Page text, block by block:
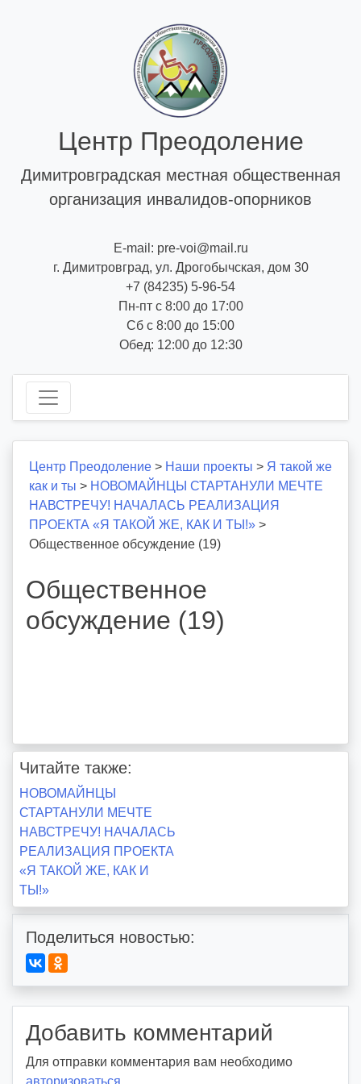
Центр Преодоление
Димитровградская местная общественная
организация инвалидов-опорников
E-mail: pre-voi@mail.ru
г. Димитровград, ул. Дрогобычская, дом 30
+7 (84235) 5-96-54
Пн-пт с 8:00 до 17:00
Сб с 8:00 до 15:00
Обед: 12:00 до 12:30
Центр Преодоление > Наши проекты > Я такой же
как и ты > НОВОМАЙНЦЫ СТАРТАНУЛИ МЕЧТЕ
НАВСТРЕЧУ! НАЧАЛАСЬ РЕАЛИЗАЦИЯ
ПРОЕКТА «Я ТАКОЙ ЖЕ, КАК И ТЫ!» >
Общественное обсуждение (19)
Общественное
обсуждение (19)
Читайте также:
Навигация
по
записям
НОВОМАЙНЦЫ
СТАРТАНУЛИ МЕЧТЕ
НАВСТРЕЧУ! НАЧАЛАСЬ
РЕАЛИЗАЦИЯ ПРОЕКТА
«Я ТАКОЙ ЖЕ, КАК И
ТЫ!»
Поделиться новостью:
Добавить комментарий
Для отправки комментария вам необходимо
авторизоваться